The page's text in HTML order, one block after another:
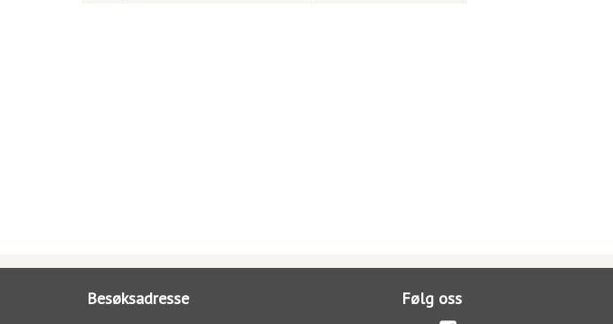
Besøksadresse
Følg oss